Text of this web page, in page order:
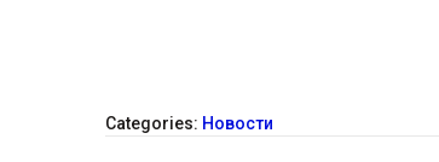
Categories: Новости